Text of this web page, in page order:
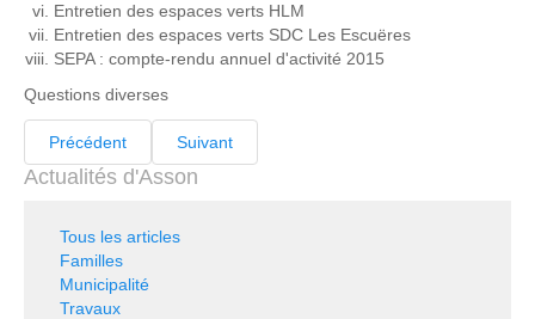
Entretien des espaces verts HLM
Entretien des espaces verts SDC Les Escuëres
SEPA : compte-rendu annuel d'activité 2015
Questions diverses
Précédent Suivant
Actualités d'Asson
Tous les articles
Familles
Municipalité
Travaux